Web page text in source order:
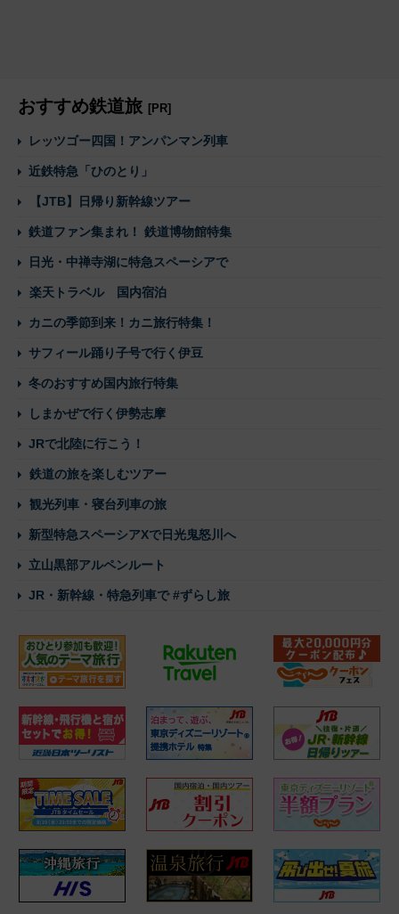
おすすめ鉄道旅 [PR]
レッツゴー四国！アンパンマン列車
近鉄特急「ひのとり」
【JTB】日帰り新幹線ツアー
鉄道ファン集まれ！ 鉄道博物館特集
日光・中禅寺湖に特急スペーシアで
楽天トラベル 国内宿泊
カニの季節到来！カニ旅行特集！
サフィール踊り子号で行く伊豆
冬のおすすめ国内旅行特集
しまかぜで行く伊勢志摩
JRで北陸に行こう！
鉄道の旅を楽しむツアー
観光列車・寝台列車の旅
新型特急スペーシアXで日光鬼怒川へ
立山黒部アルペンルート
JR・新幹線・特急列車で #ずらし旅